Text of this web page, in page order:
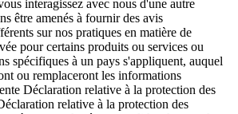
interagissez avec nous d'une autre
être amenés à fournir des avis
sur nos pratiques en matière de
pour certains produits ou services ou
spécifiques à un pays s'appliquent, auquel
ou remplaceront les informations
Déclaration relative à la protection des
relative à la protection des